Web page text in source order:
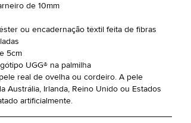
de 10mm
ou encadernação têxtil feita de fibras
5cm
UGG® na palmilha
real de ovelha ou cordeiro. A pele
Austrália, Irlanda, Reino Unido ou Estados
artificialmente.